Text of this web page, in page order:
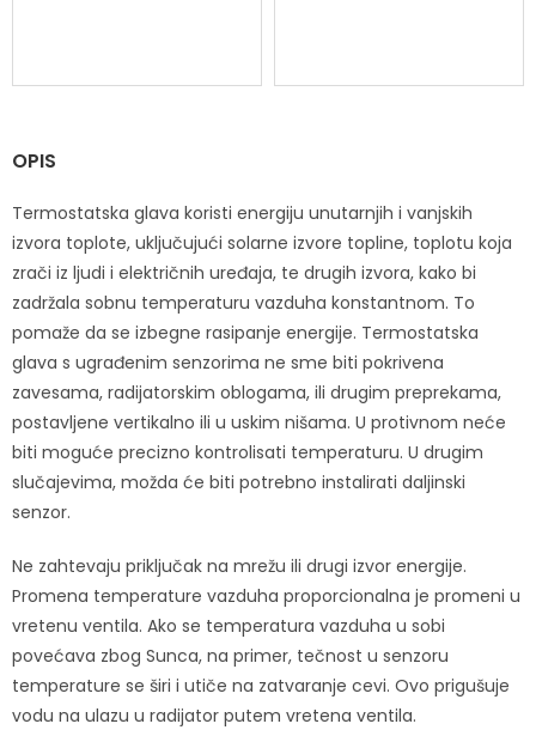
OPIS
Termostatska glava koristi energiju unutarnjih i vanjskih
izvora toplote, uključujući solarne izvore topline, toplotu koja
zrači iz ljudi i električnih uređaja, te drugih izvora, kako bi
zadržala sobnu temperaturu vazduha konstantnom. To
pomaže da se izbegne rasipanje energije. Termostatska
glava s ugrađenim senzorima ne sme biti pokrivena
zavesama, radijatorskim oblogama, ili drugim preprekama,
postavljene vertikalno ili u uskim nišama. U protivnom neće
biti moguće precizno kontrolisati temperaturu. U drugim
slučajevima, možda će biti potrebno instalirati daljinski
senzor.
Ne zahtevaju priključak na mrežu ili drugi izvor energije.
Promena temperature vazduha proporcionalna je promeni u
vretenu ventila. Ako se temperatura vazduha u sobi
povećava zbog Sunca, na primer, tečnost u senzoru
temperature se širi i utiče na zatvaranje cevi. Ovo prigušuje
vodu na ulazu u radijator putem vretena ventila.